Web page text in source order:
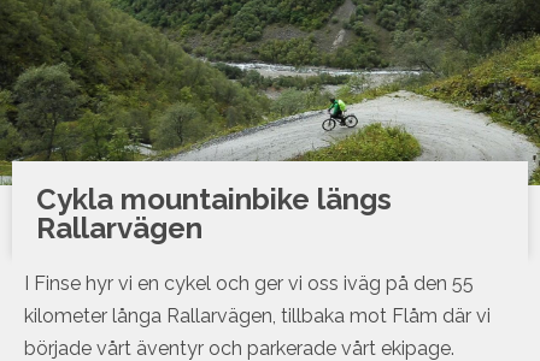
Cykla mountainbike längs
Rallarvägen
I Finse hyr vi en cykel och ger vi oss iväg på den 55
kilometer långa Rallarvägen, tillbaka mot Flåm där vi
började vårt äventyr och parkerade vårt ekipage.